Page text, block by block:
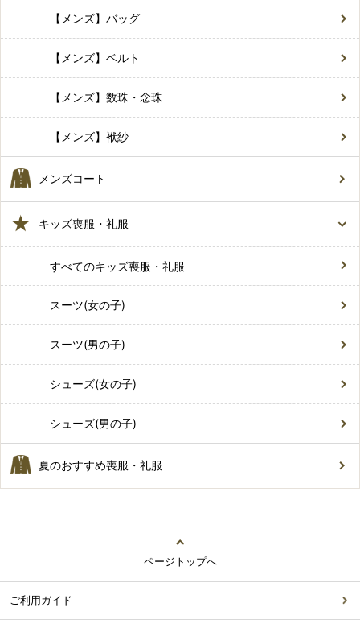
【メンズ】バッグ
【メンズ】ベルト
【メンズ】数珠・念珠
【メンズ】袱紗
メンズコート
キッズ喪服・礼服
すべてのキッズ喪服・礼服
スーツ(女の子)
スーツ(男の子)
シューズ(女の子)
シューズ(男の子)
夏のおすすめ喪服・礼服
ページトップへ
ご利用ガイド